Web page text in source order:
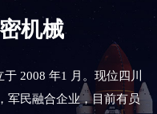
机械
2008 年1 月。现位四川
军民融合企业，目前有员